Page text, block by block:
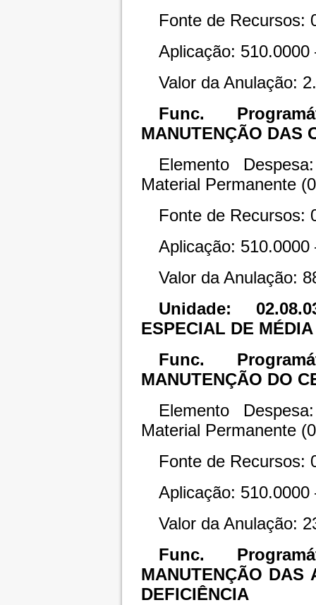
Fonte de Recursos:
Aplicação:
Valor da Anulação:
Func.
MANUTENÇÃO DAS
Elemento
Material Permanente
Fonte de Recursos:
Aplicação:
Valor da Anulação:
Unidade:
ESPECIAL DE
Func.
MANUTENÇÃO DO
Elemento
Material Permanente
Fonte de Recursos:
Aplicação:
Valor da Anulação:
Func.
MANUTENÇÃO DAS
DEFICIÊNCIA